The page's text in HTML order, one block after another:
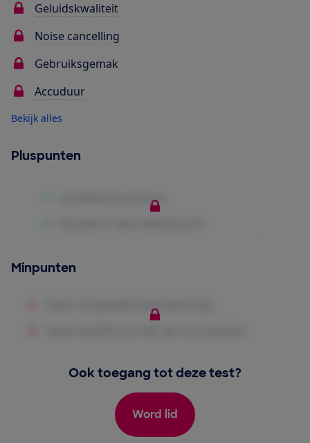
Geluidskwaliteit
Noise cancelling
Gebruiksgemak
Accuduur
Bekijk alles
Pluspunten
Minpunten
Ook toegang tot deze test?
Word lid